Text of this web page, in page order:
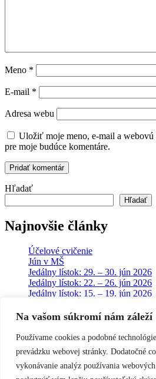
Na vašom súkromí nám záleží
Používame cookies a podobné
prevádzku webovej stránky. Dodatočné
vykonávanie analýz používania
Meno *
E-mail *
Adresa webu
Uložiť moje meno, e-mail a webovú
pre moje budúce komentáre.
Hľadať
Hľadať
Najnovšie články
Účelové cvičenie
Jún v MŠ
Jedálny lístok: 29. – 30. jún 2026
Jedálny lístok: 22. – 26. jún 2026
Jedálny lístok: 15. – 19. jún 2026
Najnovšie komentáre
Anna Košičanová Vaškována
Anna Košičanová Vaškována